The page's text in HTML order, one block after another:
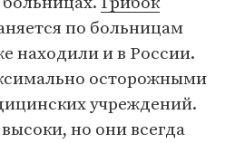
по больницам
находили и в России.
осторожными
учреждений.
но они всегда